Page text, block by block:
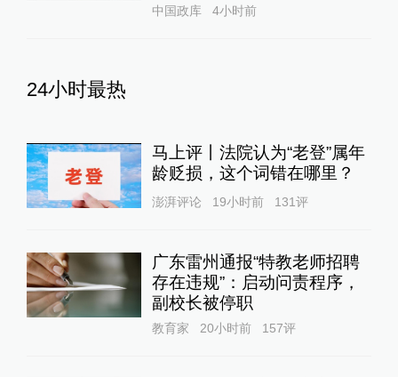
中国政库 4小时前
24小时最热
马上评丨法院认为“老登”属年
龄贬损，这个词错在哪里？
澎湃评论 19小时前 131评
广东雷州通报“特教老师招聘
存在违规”：启动问责程序，
副校长被停职
教育家 20小时前 157评